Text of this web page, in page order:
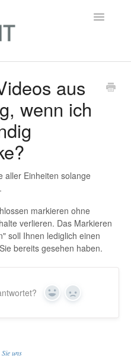
Toggle
aus
wenn ich
aller Einheiten solange
markieren ohne
verlieren. Das Markieren
soll Ihnen lediglich einen
bereits gesehen haben.
Yes No
uns